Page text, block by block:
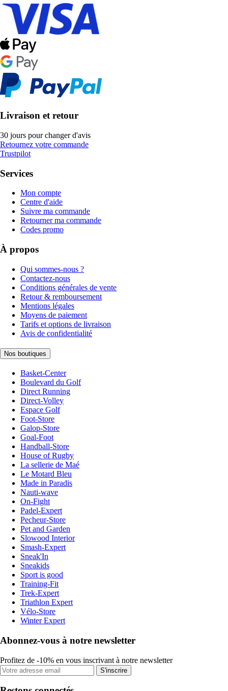
Livraison et retour
30 jours pour changer d'avis
Retournez votre commande
Trustpilot
Services
Mon compte
Centre d'aide
Suivre ma commande
Retourner ma commande
Codes promo
À propos
Qui sommes-nous ?
Contactez-nous
Conditions générales de vente
Retour & remboursement
Mentions légales
Moyens de paiement
Tarifs et options de livraison
Avis de confidentialité
Nos boutiques
Basket-Center
Boulevard du Golf
Direct Running
Direct-Volley
Espace Golf
Foot-Store
Galop-Store
Goal-Foot
Handball-Store
House of Rugby
La sellerie de Maé
Le Motard Bleu
Made in Paradis
Nauti-wave
On-Fight
Padel-Expert
Pecheur-Store
Pet and Garden
Slowood Interior
Smash-Expert
Sneak'In
Sneakids
Sport is good
Training-Fit
Trek-Expert
Triathlon Expert
Vélo-Store
Winter Expert
Abonnez-vous à notre newsletter
Profitez de -10% en vous inscrivant à notre newsletter
S'inscrire